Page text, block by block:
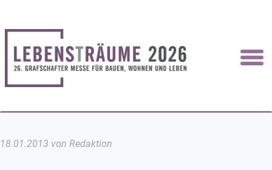
18.01.2013 von Redaktion